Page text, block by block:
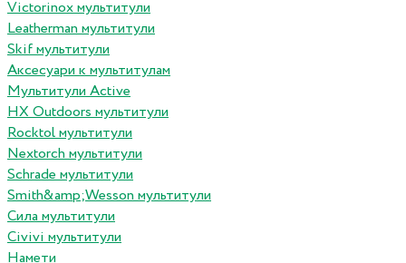
Victorinox мультитули
Leatherman мультитули
Skif мультитули
Аксесуари к мультитулам
Мультитули Active
HX Outdoors мультитули
Rocktol мультитули
Nextorch мультитули
Schrade мультитули
Smith&amp;Wesson мультитули
Сила мультитули
Civivi мультитули
Намети